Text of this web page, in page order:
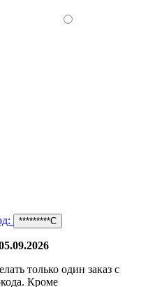
*********С
только один заказ с
Кроме